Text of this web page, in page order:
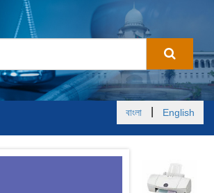
বাংলা English